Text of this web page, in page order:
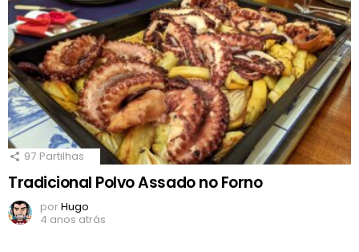
97 Partilhas
Tradicional Polvo Assado no Forno
porHugo
4 anos atrás